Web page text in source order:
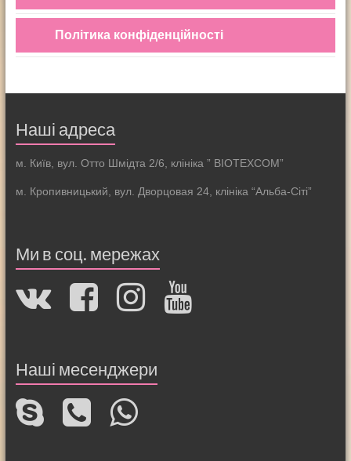
Політика конфіденційності
Наші адреса
м. Київ, вул. Отто Шмідта 2/6, клініка ” BIOTEXCOM”
м. Кропивницький, вул. Дворцовая 24, клініка “Альба-Сіті”
Ми в соц. мережах
Наші месенджери